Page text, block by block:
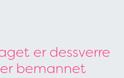
er dessverre
bemannet